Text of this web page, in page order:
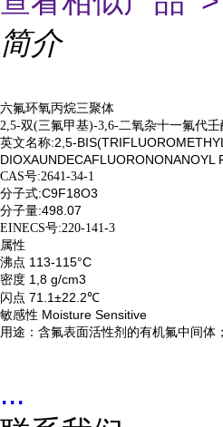
简介
六氟环氧丙烷三聚体
2,5-双(三氟甲基)-3,6-二氧杂十一氟代壬
英文名称:2,5-
DIOXAUNDECAFLUORONONANOYL
CAS号:2641-34-1
分子式:C9F18O3
分子量:498.07
EINECS号:220-141-3
属性
沸点 113-115°C
密度 1,8 g/cm3
闪点 71.1±22.2℃
敏感性 Moisture Sensitive
用途：含氟表面活性剂的有机氟中间体
...